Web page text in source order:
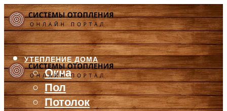
УТЕПЛЕНИЕ ДОМА
Окна
Пол
Потолок